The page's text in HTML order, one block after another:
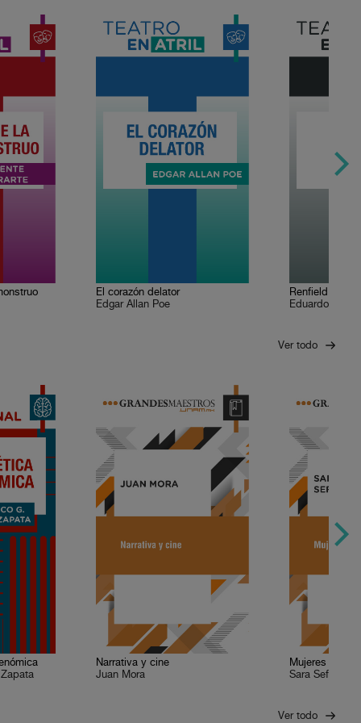
El corazón delator
Edgar Allan Poe
Renfield
Ver todo
Narrativa y cine
Juan Mora
Mujeres que
Sara
Ver todo